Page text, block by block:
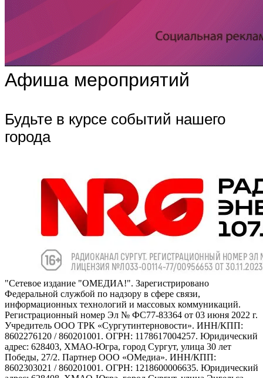
Афиша мероприятий
Будьте в курсе событий нашего
города
"Сетевое издание "ОМЕДИА!". Зарегистрировано
Федеральной службой по надзору в сфере связи,
информационных технологий и массовых коммуникаций.
Регистрационный номер Эл № ФС77-83364 от 03 июня 2022 г.
Учредитель ООО ТРК «Сургутинтерновости». ИНН/КПП:
8602276120 / 860201001. ОГРН: 1178617004257. Юридический
адрес: 628403, ХМАО-Югра, город Сургут, улица 30 лет
Победы, 27/2. Партнер ООО «ОМедиа». ИНН/КПП:
8602303021 / 860201001. ОГРН: 1218600006635. Юридический